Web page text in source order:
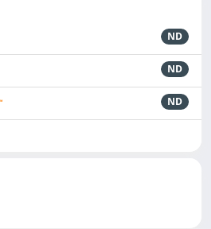
ND
ND
ND